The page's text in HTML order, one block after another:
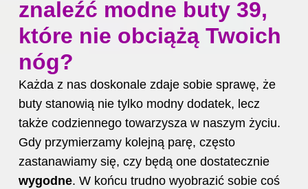
znaleźć modne buty 39,
które nie obciążą Twoich
nóg?
Każda z nas doskonale zdaje sobie sprawę, że
buty stanowią nie tylko modny dodatek, lecz
także codziennego towarzysza w naszym życiu.
Gdy przymierzamy kolejną parę, często
zastanawiamy się, czy będą one dostatecznie
wygodne. W końcu trudno wyobrazić sobie coś